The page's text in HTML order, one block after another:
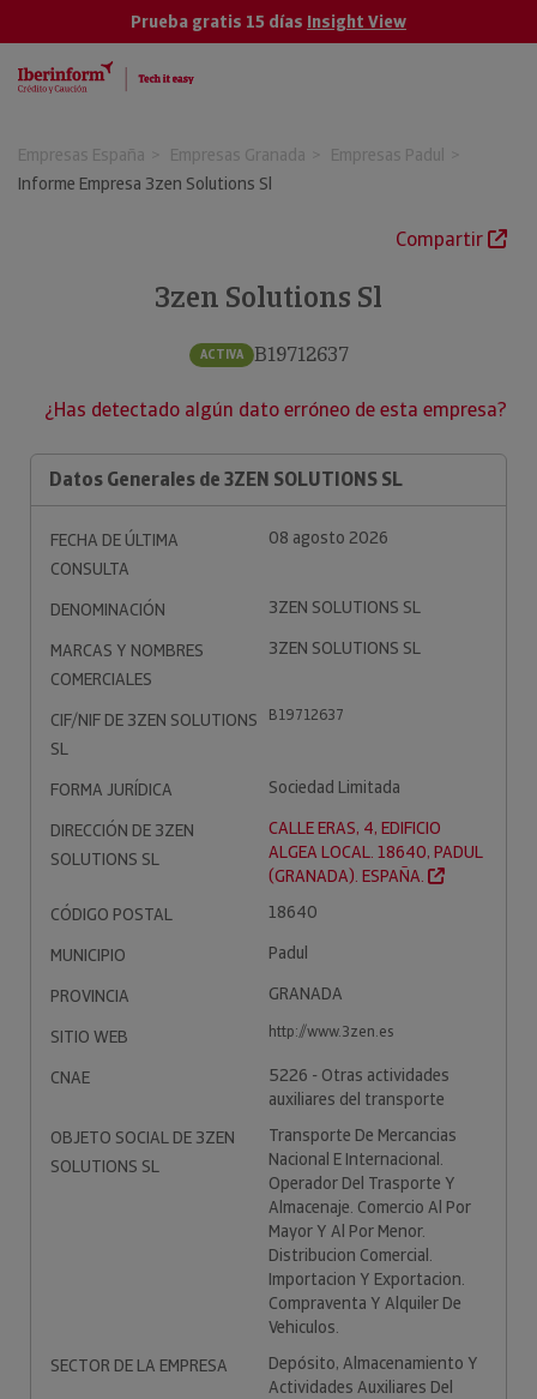
Prueba gratis 15 días Insight View
Empresas España Empresas Granada
Empresas Padul
Informe Empresa 3zen Solutions Sl
Compartir
3zen Solutions Sl
ACTIVA B19712637
¿Has detectado algún dato erróneo de esta empresa?
Datos Generales de 3ZEN SOLUTIONS SL
FECHA DE ÚLTIMA
CONSULTA
08 agosto 2026
DENOMINACIÓN
3ZEN SOLUTIONS SL
MARCAS Y NOMBRES
COMERCIALES
3ZEN SOLUTIONS SL
CIF/NIF DE 3ZEN SOLUTIONS
SL
B19712637
FORMA JURÍDICA
Sociedad Limitada
DIRECCIÓN DE 3ZEN
SOLUTIONS SL
CALLE ERAS, 4, EDIFICIO
ALGEA LOCAL. 18640, PADUL
(GRANADA). ESPAÑA.
CÓDIGO POSTAL
18640
MUNICIPIO
Padul
PROVINCIA
GRANADA
SITIO WEB
http://www.3zen.es
CNAE
5226 - Otras actividades
auxiliares del transporte
OBJETO SOCIAL DE 3ZEN
SOLUTIONS SL
Transporte De Mercancias
Nacional E Internacional.
Operador Del Trasporte Y
Almacenaje. Comercio Al Por
Mayor Y Al Por Menor.
Distribucion Comercial.
Importacion Y Exportacion.
Compraventa Y Alquiler De
Vehiculos.
SECTOR DE LA EMPRESA
Depósito, Almacenamiento Y
Actividades Auxiliares Del